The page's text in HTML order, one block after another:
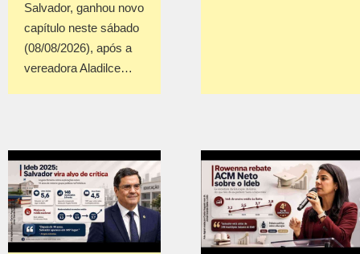
Salvador, ganhou novo
capítulo neste sábado
(08/08/2026), após a
vereadora Aladilce…